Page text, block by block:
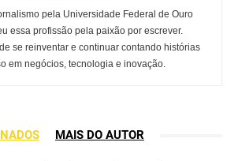
pela Universidade Federal de Ouro
essa profissão pela paixão por escrever.
se reinventar e continuar contando histórias
em negócios, tecnologia e inovação.
MAIS DO AUTOR